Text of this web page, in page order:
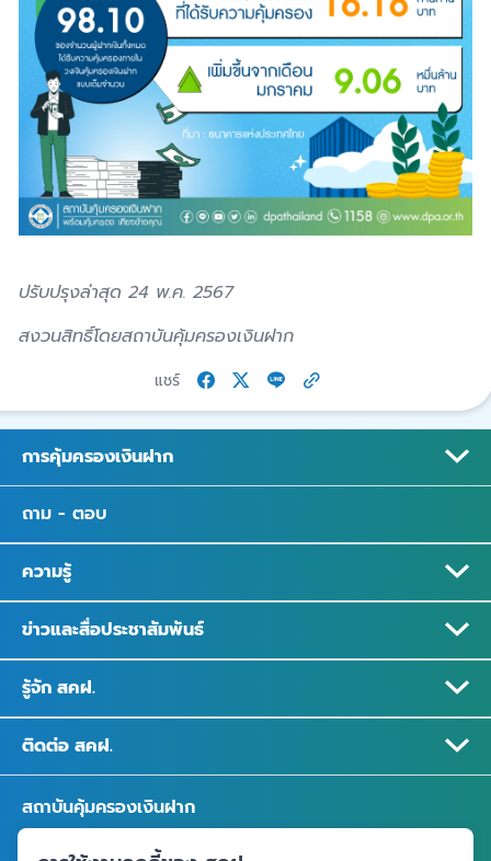
ปรับปรุงล่าสุด 24 พ.ค. 2567
สงวนสิทธิ์โดยสถาบันคุ้มครองเงินฝาก
แชร์
การคุ้มครองเงินฝาก
ถาม - ตอบ
ความรู้
ข่าวและสื่อประชาสัมพันธ์
รู้จัก สคฝ.
ติดต่อ สคฝ.
สถาบันคุ้มครองเงินฝาก
อาคารเอสเจ อินฟินิท วัน บิสซิเนสคอมเพล็กซ์ ชั้น 25 - 27 เลขที่ 349